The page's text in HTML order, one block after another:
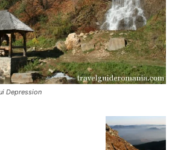
Depression